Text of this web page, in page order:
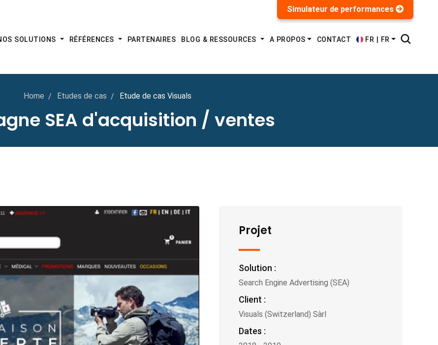
Simulateur de performances
SOLUTIONS RÉFÉRENCES PARTENAIRES BLOG & RESSOURCES A PROPOS CONTACT FR | FR
Home Etudes de cas Etude de cas Visuals
SEA d'acquisition / ventes
Projet
Solution :
Search Engine Advertising (SEA)
Client :
Visuals (Switzerland) Sàrl
Dates :